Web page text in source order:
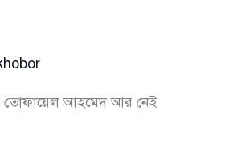
তোফায়েল আহমেদ আর নেই